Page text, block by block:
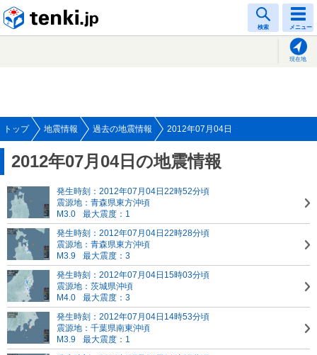
検索 メニュー
現在地
トップ 地震情報 過去の地震情報 2012年07月04日
2012年07月04日の地震情報
発生時刻：2012年07月04日22時52分頃
震源地：青森県東方沖頃
M3.0
最大震度：1
発生時刻：2012年07月04日22時28分頃
震源地：青森県東方沖頃
M3.9
最大震度：3
発生時刻：2012年07月04日15時03分頃
震源地：茨城県沖頃
M4.0
最大震度：3
発生時刻：2012年07月04日14時53分頃
震源地：千葉県南東沖頃
M3.9
最大震度：1